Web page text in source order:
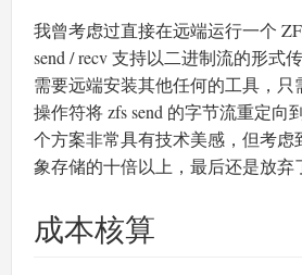
我曾考虑过直接在远端运行一个
send / recv 支持以二进制流的形
需要远端安装其他任何的工具，只
操作符将 zfs send 的字节流重定向
个方案非常具有技术美感，但考虑
象存储的十倍以上，最后还是放弃
成本核算